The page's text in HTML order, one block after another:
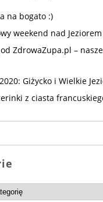
na bogato :)
weekend nad
ZdrowaZupa.pl –
Giżycko i Wielkie
z ciasta